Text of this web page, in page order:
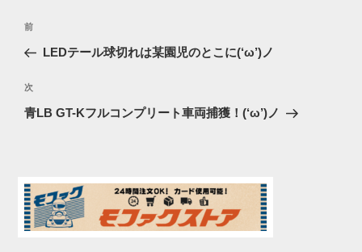
投
ナ
ビ
ゲ
ン
過
去
投
稿
前
LEDテール球切れは某園児のとこに(‘ω’)ノ
次
の
次
青LB GT-Kフルコンプリート車両捕獲！(‘ω’)ノ